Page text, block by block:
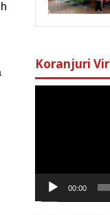
Koranjuri
00:00